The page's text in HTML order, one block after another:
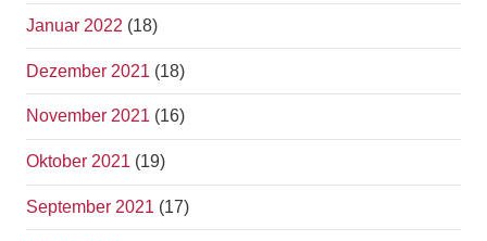
Januar 2022 (18)
Dezember 2021 (18)
November 2021 (16)
Oktober 2021 (19)
September 2021 (17)